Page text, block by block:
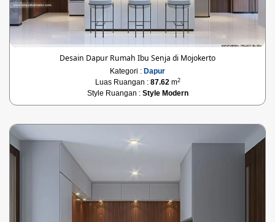
Desain Dapur Rumah Ibu Senja di Mojokerto
Kategori : Dapur
Luas Ruangan : 87.62m2
Style Ruangan : Style Modern